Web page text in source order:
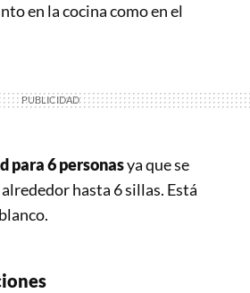
en la cocina como en el
para 6 personasya que se
hasta 6 sillas. Está